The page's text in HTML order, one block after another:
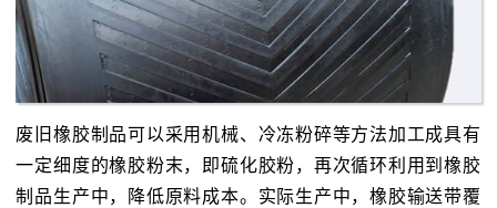
废旧橡胶制品可以采用机械、冷冻粉碎等方法加工成具有
一定细度的橡胶粉末，即硫化胶粉，再次循环利用到橡胶
制品生产中，降低原料成本。实际生产中，橡胶输送带覆